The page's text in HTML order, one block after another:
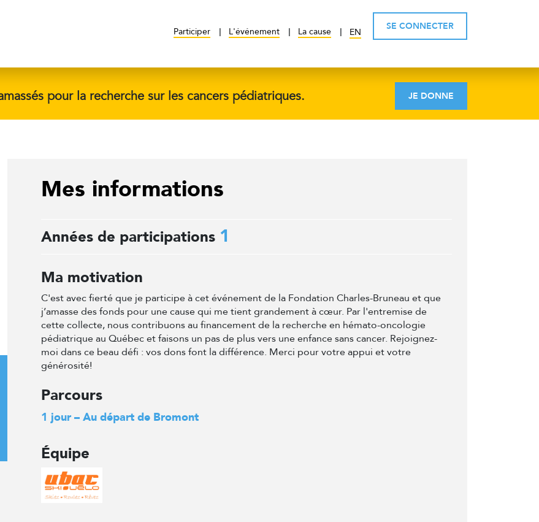
Participer L'événement La cause EN
SE CONNECTER
pour la recherche sur les cancers pédiatriques. JE DONNE
Mes informations
Années de participations 1
Ma motivation
C'est avec fierté que je participe à cet événement de la Fondation Charles-Bruneau et que
j’amasse des fonds pour une cause qui me tient grandement à cœur. Par l'entremise de
cette collecte, nous contribuons au financement de la recherche en hémato-oncologie
pédiatrique au Québec et faisons un pas de plus vers une enfance sans cancer. Rejoignez-
moi dans ce beau défi : vos dons font la différence. Merci pour votre appui et votre
générosité!
Parcours
1 jour – Au départ de Bromont
Équipe